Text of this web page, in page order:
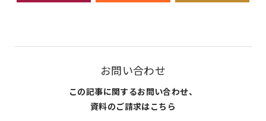
お問い合わせ
この記事に関するお問い合わせ、
資料のご請求はこちら